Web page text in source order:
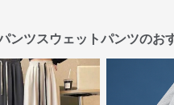
ンツスウェットパンツのお